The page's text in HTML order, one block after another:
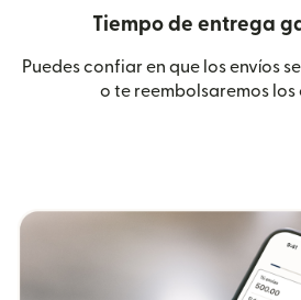
Tiempo de entrega
Puedes confiar en que los envíos
o te reembolsaremos los